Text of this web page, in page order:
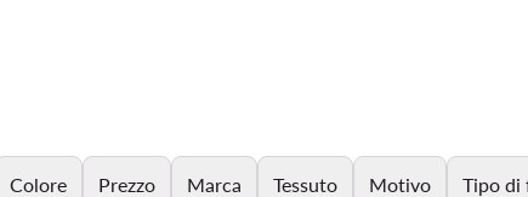
Colore Prezzo Marca Tessuto Motivo Tipo di